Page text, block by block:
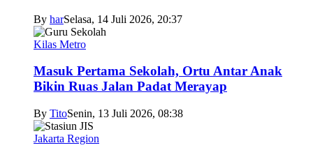
By harSelasa, 14 Juli 2026, 20:37
Kilas Metro
Masuk Pertama Sekolah, Ortu Antar Anak
Bikin Ruas Jalan Padat Merayap
By TitoSenin, 13 Juli 2026, 08:38
Jakarta Region